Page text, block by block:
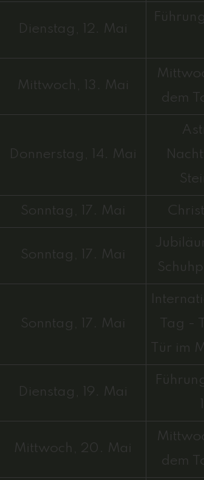
Dienstag, 12. Mai
Mittwoch, 13. Mai
dem
Donnerstag, 14. Mai
Sonntag, 17. Mai
Sonntag, 17. Mai
Sonntag, 17. Mai
Tag -
Tür im
Dienstag, 19. Mai
Mittwoch, 20. Mai
dem